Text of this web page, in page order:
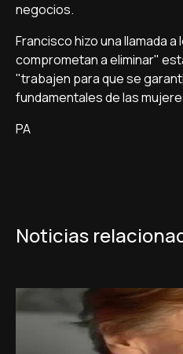
negocios.
Francisco hizo una llamada
comprometan a eliminar"
"trabajen para que se
fundamentales de las
PA
Noticias